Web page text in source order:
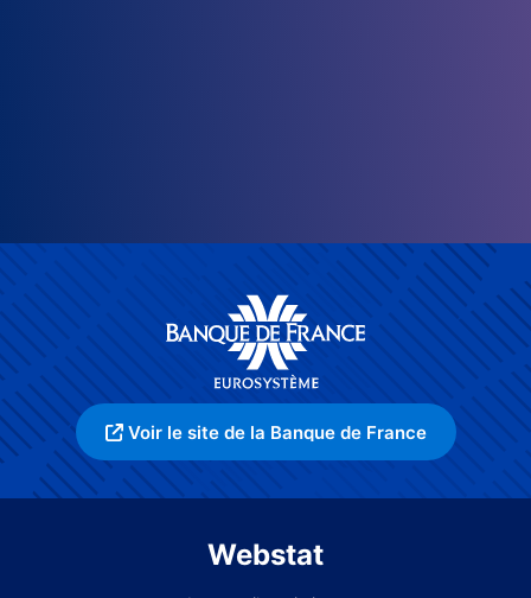
Voir le site de la Banque de France
Webstat